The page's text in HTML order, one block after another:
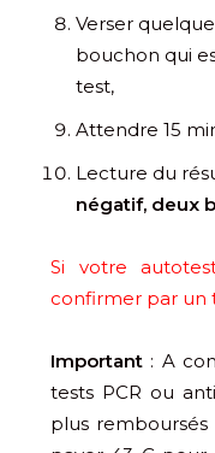
Verser
bouchon qui
test,
Attendre 15
Lecture du
négatif, deux
Si votre
confirmer par un
Important : A
tests PCR ou
plus